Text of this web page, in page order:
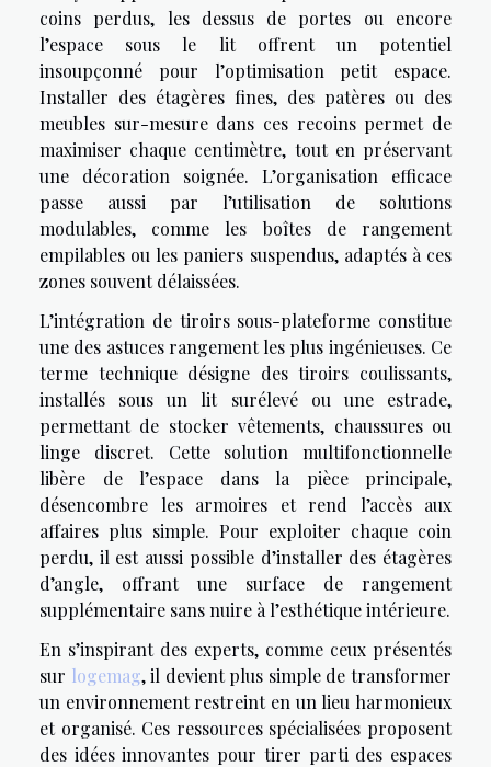
coins perdus, les dessus de portes ou encore
l’espace sous le lit offrent un potentiel
insoupçonné pour l’optimisation petit espace.
Installer des étagères fines, des patères ou des
meubles sur-mesure dans ces recoins permet de
maximiser chaque centimètre, tout en préservant
une décoration soignée. L’organisation efficace
passe aussi par l’utilisation de solutions
modulables, comme les boîtes de rangement
empilables ou les paniers suspendus, adaptés à ces
zones souvent délaissées.
L’intégration de tiroirs sous-plateforme constitue
une des astuces rangement les plus ingénieuses. Ce
terme technique désigne des tiroirs coulissants,
installés sous un lit surélevé ou une estrade,
permettant de stocker vêtements, chaussures ou
linge discret. Cette solution multifonctionnelle
libère de l’espace dans la pièce principale,
désencombre les armoires et rend l’accès aux
affaires plus simple. Pour exploiter chaque coin
perdu, il est aussi possible d’installer des étagères
d’angle, offrant une surface de rangement
supplémentaire sans nuire à l’esthétique intérieure.
En s’inspirant des experts, comme ceux présentés
sur logemag, il devient plus simple de transformer
un environnement restreint en un lieu harmonieux
et organisé. Ces ressources spécialisées proposent
des idées innovantes pour tirer parti des espaces